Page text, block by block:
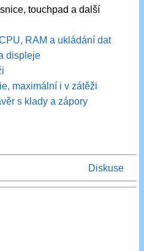
touchpad a další
RAM a ukládání dat
displeje
maximální i v zátěži
s klady a zápory
Diskuse